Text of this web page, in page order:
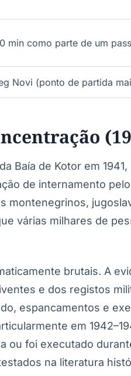
min como parte de um
Novi (ponto de partida
Baía de Kotor em
de internamento
montenegrinos,
várias milhares de
brutais. A
e dos registos
espancamentos e
em
ou foi executado
na literatura